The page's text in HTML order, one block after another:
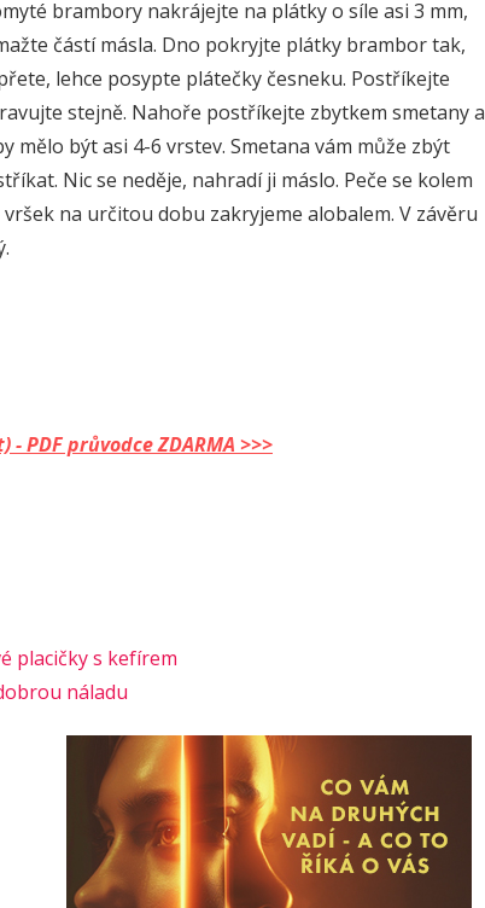
brambory nakrájejte na plátky o síle asi 3 mm,
částí másla. Dno pokryjte plátky brambor tak,
lehce posypte plátečky česneku. Postříkejte
stejně. Nahoře postříkejte zbytkem smetany a
mělo být asi 4-6 vrstev. Smetana vám může zbýt
Nic se neděje, nahradí ji máslo. Peče se kolem
na určitou dobu zakryjeme alobalem. V závěru
PDF průvodce ZDARMA >>>
placičky s kefírem
náladu